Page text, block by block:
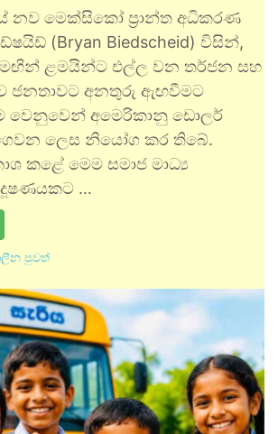
නව මෙක්සිකෝ ප්‍රාන්ත අධිකරණ
(Bryan Biedscheid) විසින්,
මඟින් ළමයින්ට එල්ල වන තර්ජන සහ
ජනතාවට අනතුරු ඇඟවීමට
වෙනුවෙන් අමෙරිකානු ඩොලර්
ලෙස නියෝග කර තිබේ.
කළේ මෙම සමාජ මාධ්‍ය
දූෂණයකට …
පුවත්